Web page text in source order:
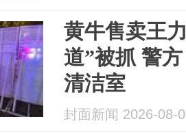
黄牛售卖王
道”被抓 警
清洁室
封面新闻 2026-08-